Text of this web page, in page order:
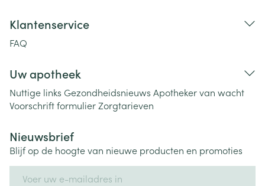
Klantenservice
FAQ
Uw apotheek
Nuttige links Gezondheidsnieuws Apotheker van wacht
Voorschrift formulierZorgtarieven
Nieuwsbrief
Blijf op de hoogte van nieuwe producten en promoties